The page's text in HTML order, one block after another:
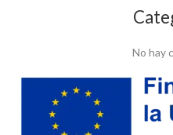
No hay